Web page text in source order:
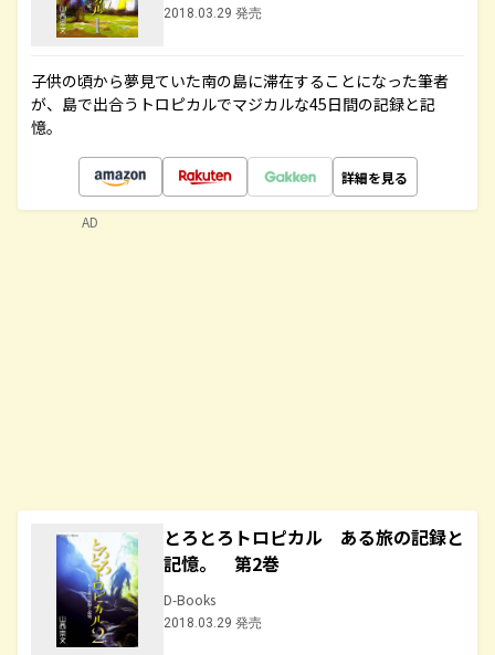
2018.03.29 発売
子供の頃から夢見ていた南の島に滞在することになった筆者
が、島で出合うトロピカルでマジカルな45日間の記録と記
憶。
詳細を見る
とろとろトロピカル ある旅の記録と
記憶。 第2巻
D-Books
2018.03.29 発売
AD